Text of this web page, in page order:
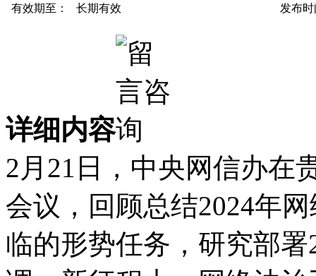
有效期至：
长期有效 发布
详细内容
2月21日，中央网信办在
会议，回顾总结2024年
临的形势任务，研究部